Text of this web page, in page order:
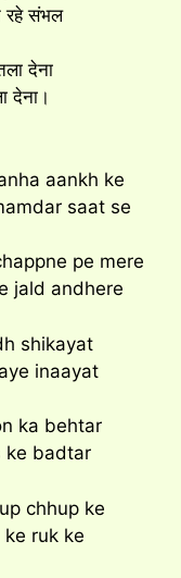
रहे संभल
देना
देना।
aankh ke
saat se
pe mere
jald andhere
shikayat
inaayat
ka behtar
ke badtar
chhup ke
ruk ke